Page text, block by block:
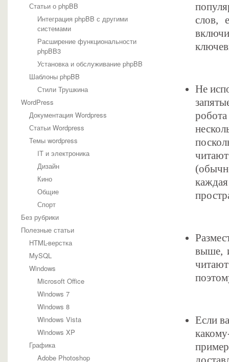
Статьи о phpBB
Интеграция phpBB с другими
системами
Расширение функциональности
phpBB3
Установка и обслуживание phpBB
Шаблоны phpBB
Стили Трушкина
WordPress
Документация Wordpress
Статьи Wordpress
Темы wordpress
IT и электроника
Дизайн
Кино
Общие
Спорт
Без рубрики
Полезные статьи
HTML-верстка
MySQL
Windows
Microsoft Office
Windows 7
Windows 8
Windows Vista
Windows XP
Графика
Adobe Photoshop
слов,
Не
выше,
Если